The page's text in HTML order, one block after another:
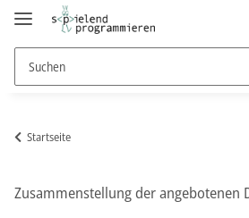
Startseite
Zusammenstellung der angebotenen